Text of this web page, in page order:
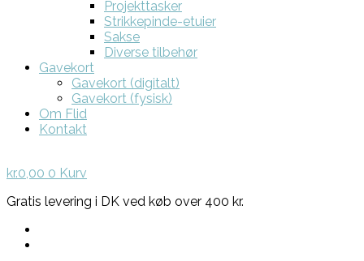
Projekttasker
Strikkepinde-etuier
Sakse
Diverse tilbehør
Gavekort
Gavekort (digitalt)
Gavekort (fysisk)
Om Flid
Kontakt
kr.0,00 0 Kurv
Gratis levering i DK ved køb over 400 kr.